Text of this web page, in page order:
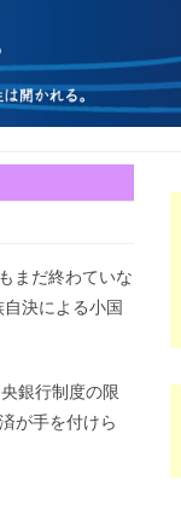
まだ終わていな
決による小国
銀行制度の限
が手を付けら